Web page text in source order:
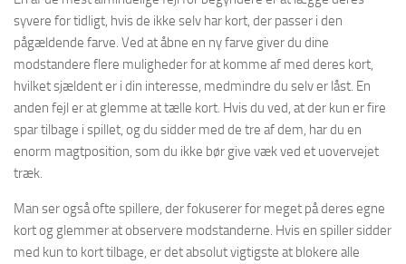
syvere for tidligt, hvis de ikke selv har kort, der passer i den
pågældende farve. Ved at åbne en ny farve giver du dine
modstandere flere muligheder for at komme af med deres kort,
hvilket sjældent er i din interesse, medmindre du selv er låst. En
anden fejl er at glemme at tælle kort. Hvis du ved, at der kun er fire
spar tilbage i spillet, og du sidder med de tre af dem, har du en
enorm magtposition, som du ikke bør give væk ved et uovervejet
træk.
Man ser også ofte spillere, der fokuserer for meget på deres egne
kort og glemmer at observere modstanderne. Hvis en spiller sidder
med kun to kort tilbage, er det absolut vigtigste at blokere alle